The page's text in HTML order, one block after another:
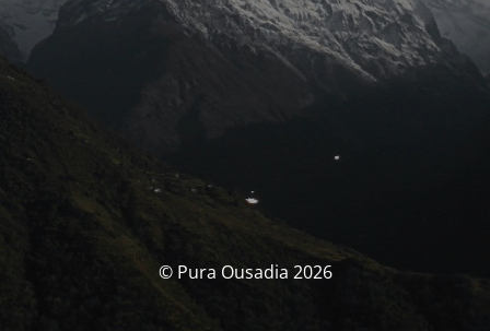
© Pura Ousadia 2026